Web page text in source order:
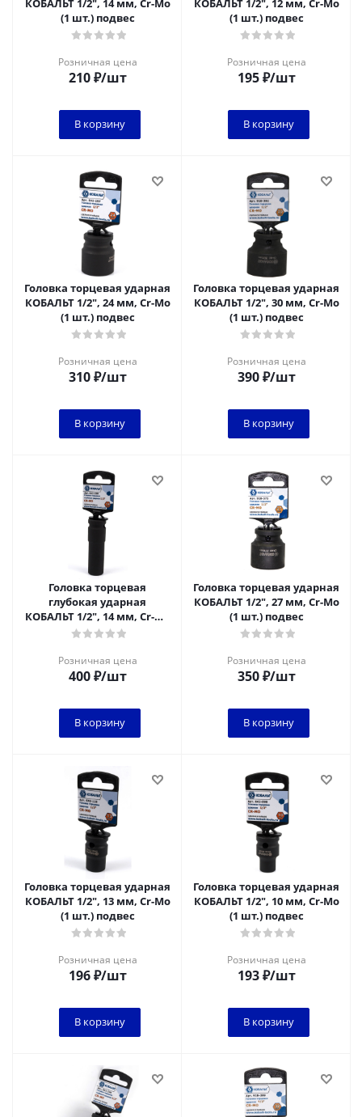
КОБАЛЬТ 1/2", 14 мм, Cr-Mo
(1 шт.) подвес
Розничная цена
210₽/шт
В корзину
КОБАЛЬТ 1/2", 12 мм, Cr-Mo
(1 шт.) подвес
Розничная цена
195₽/шт
В корзину
Головка торцевая ударная
КОБАЛЬТ 1/2", 24 мм, Cr-Mo
(1 шт.) подвес
Розничная цена
310₽/шт
В корзину
Головка торцевая ударная
КОБАЛЬТ 1/2", 30 мм, Cr-Mo
(1 шт.) подвес
Розничная цена
390₽/шт
В корзину
Головка торцевая
глубокая ударная
КОБАЛЬТ 1/2", 14 мм, Cr-Mo
(1 шт.) подвес
Розничная цена
400₽/шт
В корзину
Головка торцевая ударная
КОБАЛЬТ 1/2", 27 мм, Cr-Mo
(1 шт.) подвес
Розничная цена
350₽/шт
В корзину
Головка торцевая ударная
КОБАЛЬТ 1/2", 13 мм, Cr-Mo
(1 шт.) подвес
Розничная цена
196₽/шт
В корзину
Головка торцевая ударная
КОБАЛЬТ 1/2", 10 мм, Cr-Mo
(1 шт.) подвес
Розничная цена
193₽/шт
В корзину